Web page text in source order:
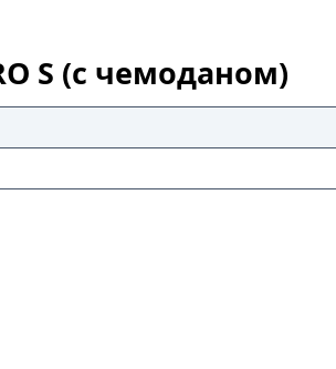
S (с чемоданом)